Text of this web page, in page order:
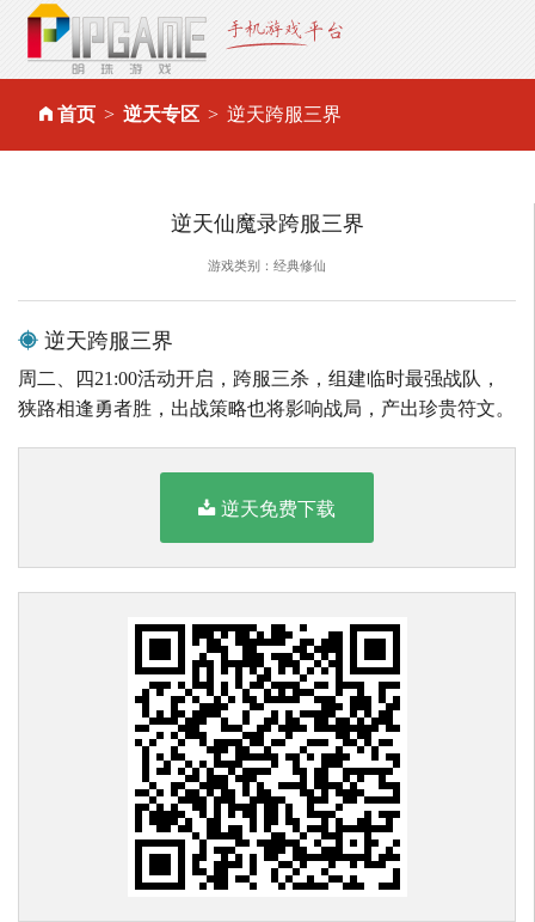
首页 逆天专区 逆天跨服三界
逆天仙魔录跨服三界
游戏类别：经典修仙
逆天跨服三界
周二、四21:00活动开启，跨服三杀，组建临时最强战队，
狭路相逢勇者胜，出战策略也将影响战局，产出珍贵符文。
逆天免费下载